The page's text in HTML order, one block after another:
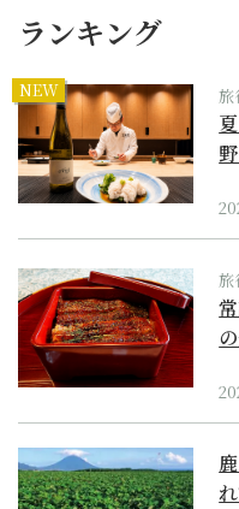
ランキング
NEW 旅
旅